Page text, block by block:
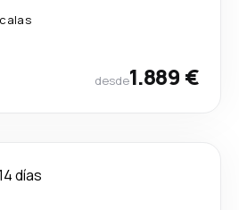
desde1.889 €
días